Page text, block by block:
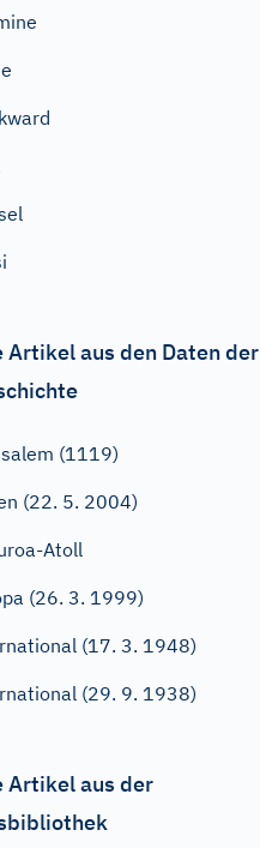
Artikel aus den Daten der
(1119)
(22. 5. 2004)
Atoll
(26. 3. 1999)
(17. 3. 1948)
(29. 9. 1938)
Artikel aus der